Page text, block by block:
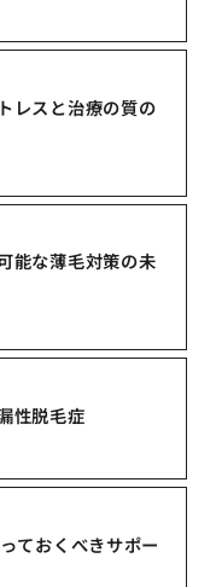
レスと治療の質の
能な薄毛対策の未
性脱毛症
ておくべきサポー